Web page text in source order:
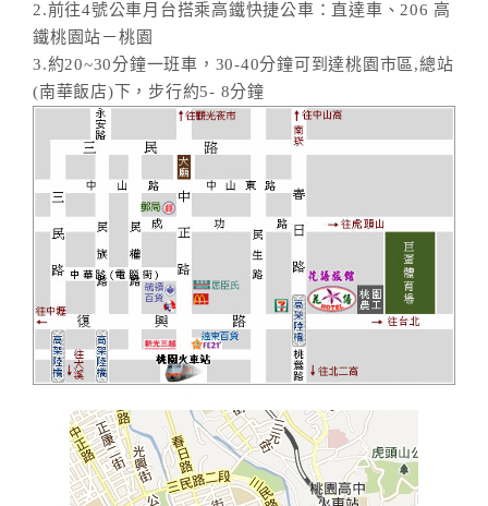
2.前往4號公車月台搭乘高鐵快捷公車：直達車、206 高
鐵桃園站－桃園
3.約20~30分鐘一班車，30-40分鐘可到達桃園市區,總站
(南華飯店)下，步行約5- 8分鐘